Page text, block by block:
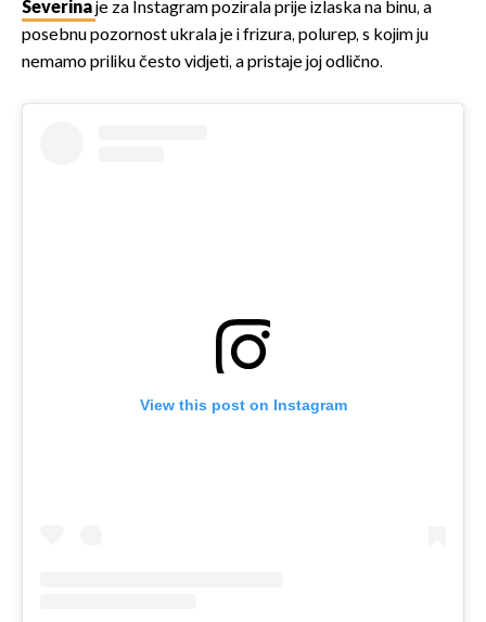
Severinaje za Instagram pozirala prije izlaska na binu, a
posebnu pozornost ukrala je i frizura, polurep, s kojim ju
nemamo priliku često vidjeti, a pristaje joj odlično.
View this post on Instagram